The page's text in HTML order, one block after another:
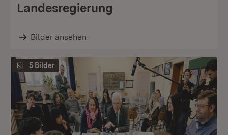
Landesregierung
Bilder ansehen
5 Bilder